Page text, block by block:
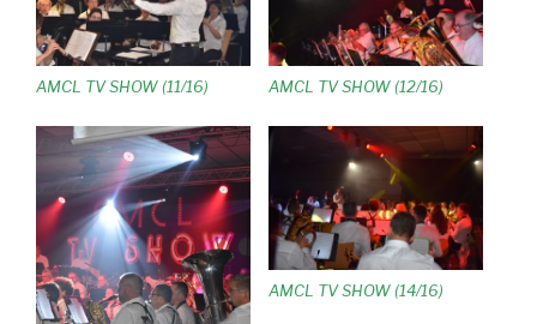
AMCL TV SHOW (11/16) AMCL TV SHOW (12/16)
AMCL TV SHOW (14/16)